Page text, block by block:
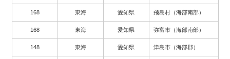
168 東海 愛知県 飛島村（海部南部）
168 東海 愛知県 弥富市（海部南部）
148 東海 愛知県 津島市（海部郡）